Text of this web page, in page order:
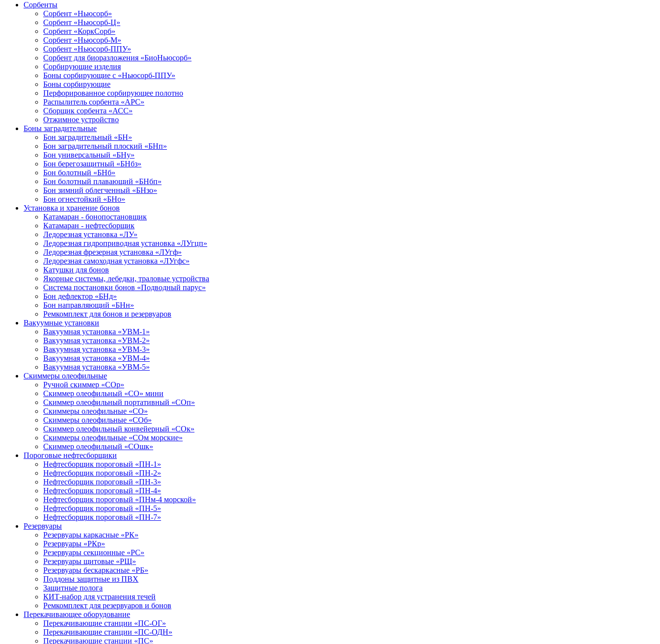
Сорбенты
Сорбент «Ньюсорб»
Сорбент «Ньюсорб-Ц»
Сорбент «КоркСорб»
Сорбент «Ньюсорб-М»
Сорбент «Ньюсорб-ППУ»
Сорбент для биоразложения «БиоНьюсорб»
Сорбирующие изделия
Боны сорбирующие с «Ньюсорб-ППУ»
Боны сорбирующие
Перфорированное сорбирующее полотно
Распылитель сорбента «АРС»
Сборщик сорбента «АСС»
Отжимное устройство
Боны заградительные
Бон заградительный «БН»
Бон заградительный плоский «БНп»
Бон универсальный «БНу»
Бон берегозащитный «БНбз»
Бон болотный «БНб»
Бон болотный плавающий «БНбп»
Бон зимний облегченный «БНзо»
Бон огнестойкий «БНо»
Установка и хранение бонов
Катамаран - бонопостановщик
Катамаран - нефтесборщик
Ледорезная установка «ЛУ»
Ледорезная гидроприводная установка «ЛУгцп»
Ледорезная фрезерная установка «ЛУгф»
Ледорезная самоходная установка «ЛУгфс»
Катушки для бонов
Якорные системы, лебедки, траловые устройства
Система постановки бонов «Подводный парус»
Бон дефлектор «БНд»
Бон направляющий «БНн»
Ремкомплект для бонов и резервуаров
Вакуумные установки
Вакуумная установка «УВМ-1»
Вакуумная установка «УВМ-2»
Вакуумная установка «УВМ-3»
Вакуумная установка «УВМ-4»
Вакуумная установка «УВМ-5»
Скиммеры олеофильные
Ручной скиммер «СОр»
Скиммер олеофильный «СО» мини
Скиммер олеофильный портативный «СОп»
Скиммеры олеофильные «СО»
Скиммеры олеофильные «СОб»
Скиммер олеофильный конвейерный «СОк»
Скиммеры олеофильные «СОм морские»
Скиммер олеофильный «СОшк»
Пороговые нефтесборщики
Нефтесборщик пороговый «ПН-1»
Нефтесборщик пороговый «ПН-2»
Нефтесборщик пороговый «ПН-3»
Нефтесборщик пороговый «ПН-4»
Нефтесборщик пороговый «ПНм-4 морской»
Нефтесборщик пороговый «ПН-5»
Нефтесборщик пороговый «ПН-7»
Резервуары
Резервуары каркасные «РК»
Резервуары «РКр»
Резервуары секционные «РС»
Резервуары щитовые «РЩ»
Резервуары бескаркасные «РБ»
Поддоны защитные из ПВХ
Защитные полога
КИТ-набор для устранения течей
Ремкомплект для резервуаров и бонов
Перекачивающее оборудование
Перекачивающие станции «ПС-ОГ»
Перекачивающие станции «ПС-ОДН»
Перекачивающие станции «ПС»